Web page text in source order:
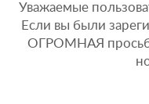
Уважаемые
Если вы были
ОГРОМНАЯ